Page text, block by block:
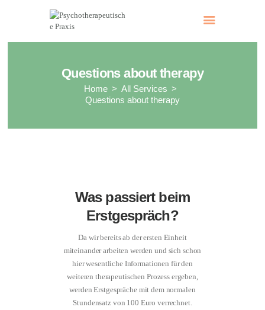
Questions about therapy
Home
All Services
Questions about therapy
Psychotherapeutische Praxis
Was passiert beim
Erstgespräch?
Da wir bereits ab der ersten Einheit
miteinander arbeiten werden und sich schon
hier wesentliche Informationen für den
weiteren therapeutischen Prozess ergeben,
werden Erstgespräche mit dem normalen
Stundensatz von 100 Euro verrechnet.